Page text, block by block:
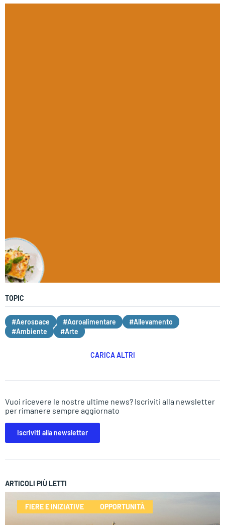
TOPIC
#Aerospace #Agroalimentare
#Allevamento
#Ambiente
#Arte
CARICA ALTRI
Vuoi ricevere le nostre ultime news? Iscriviti alla newsletter
per rimanere sempre aggiornato
Iscriviti alla newsletter
ARTICOLI PIÙ LETTI
FIERE E INIZIATIVE OPPORTUNITÀ